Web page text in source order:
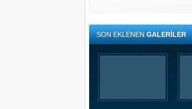
SON EKLENENGALERİLER